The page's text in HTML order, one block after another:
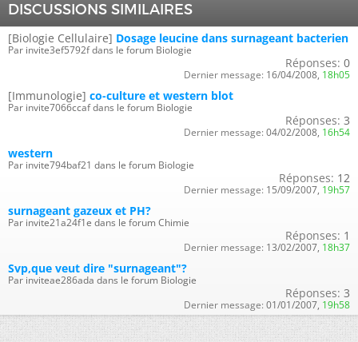
DISCUSSIONS SIMILAIRES
[Biologie Cellulaire] Dosage leucine dans surnageant bacterien
Par invite3ef5792f dans le forum Biologie
Réponses: 0
Dernier message: 16/04/2008, 18h05
[Immunologie] co-culture et western blot
Par invite7066ccaf dans le forum Biologie
Réponses: 3
Dernier message: 04/02/2008, 16h54
western
Par invite794baf21 dans le forum Biologie
Réponses: 12
Dernier message: 15/09/2007, 19h57
surnageant gazeux et PH?
Par invite21a24f1e dans le forum Chimie
Réponses: 1
Dernier message: 13/02/2007, 18h37
Svp,que veut dire "surnageant"?
Par inviteae286ada dans le forum Biologie
Réponses: 3
Dernier message: 01/01/2007, 19h58